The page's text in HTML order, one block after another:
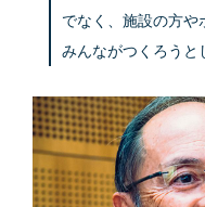
でなく、施設の方や
みんながつくろうと